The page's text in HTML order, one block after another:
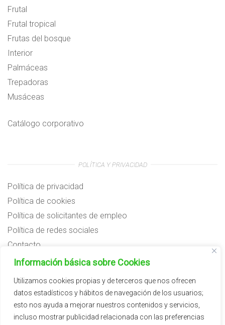
Información básica sobre Cookies
Utilizamos cookies propias y de terceros que nos ofrecen
datos estadísticos y hábitos de navegación de los usuarios;
esto nos ayuda a mejorar nuestros contenidos y servicios,
incluso mostrar publicidad relacionada con las preferencias
Frutal
Frutal tropical
Frutas del bosque
Interior
Palmáceas
Trepadoras
Musáceas
Catálogo corporativo
POLÍTICA Y PRIVACIDAD
Política de privacidad
Política de cookies
Política de solicitantes de empleo
Política de redes sociales
Contacto
Preguntas frecuentes
Subvenciones